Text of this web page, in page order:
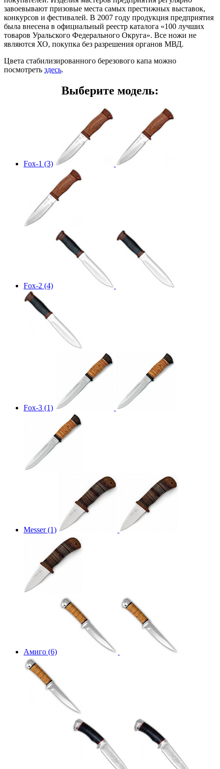
завоевывают призовые места самых престижных выставок,
конкурсов и фестивалей. В 2007 году продукция предприятия
была внесена в официальный реестр каталога «100 лучших
товаров Уральского Федерального Округа». Все ножи не
являются ХО, покупка без разрешения органов МВД.
Цвета стабилизированного березового капа можно
посмотреть здесь.
Выберите модель:
Fox-1 (3)
Fox-2 (4)
Fox-3 (1)
Messer (1)
Амиго (6)